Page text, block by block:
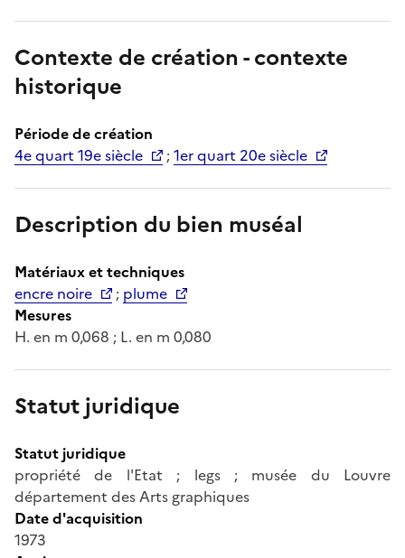
Contexte de création - contexte
historique
Période de création
4e quart 19e siècle
;1er quart 20e siècle
Description du bien muséal
Matériaux et techniques
encre noire
; plume
Mesures
H. en m 0,068 ; L. en m 0,080
Statut juridique
Statut juridique
propriété de l'Etat ; legs ; musée du Louvre
département des Arts graphiques
Date d'acquisition
1973